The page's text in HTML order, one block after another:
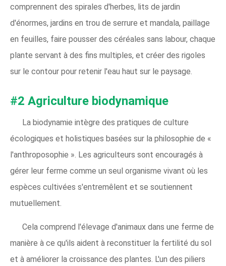
comprennent des spirales d'herbes, lits de jardin
d'énormes, jardins en trou de serrure et mandala, paillage
en feuilles, faire pousser des céréales sans labour, chaque
plante servant à des fins multiples, et créer des rigoles
sur le contour pour retenir l'eau haut sur le paysage.
#2 Agriculture biodynamique
La biodynamie intègre des pratiques de culture
écologiques et holistiques basées sur la philosophie de «
l'anthroposophie ». Les agriculteurs sont encouragés à
gérer leur ferme comme un seul organisme vivant où les
espèces cultivées s'entremêlent et se soutiennent
mutuellement.
Cela comprend l'élevage d'animaux dans une ferme de
manière à ce qu'ils aident à reconstituer la fertilité du sol
et à améliorer la croissance des plantes. L'un des piliers